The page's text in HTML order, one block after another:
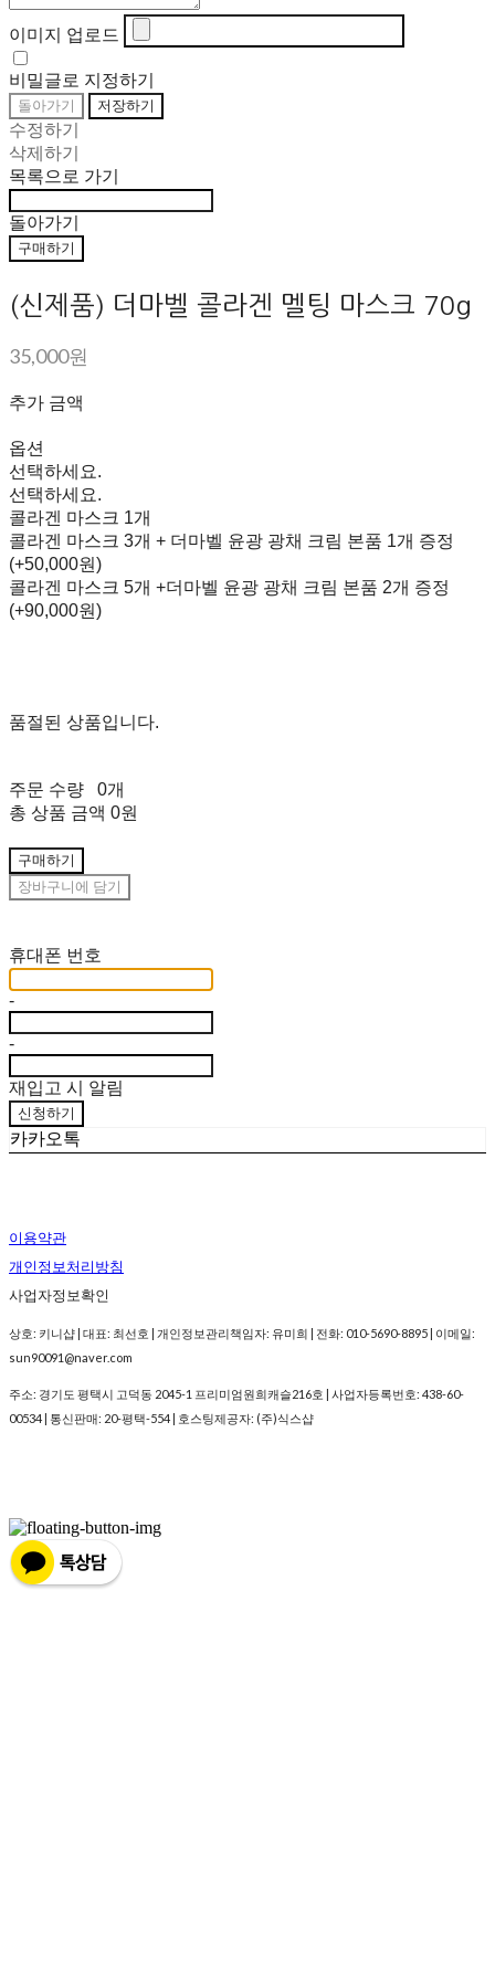
이미지 업로드
비밀글로 지정하기
돌아가기 저장하기
수정하기
삭제하기
목록으로 가기
돌아가기
구매하기
(신제품) 더마벨 콜라겐 멜팅 마스크 70g
35,000원
추가 금액
옵션
선택하세요.
선택하세요.
콜라겐 마스크 1개
콜라겐 마스크 3개 + 더마벨 윤광 광채 크림 본품 1개 증정
(+50,000원)
콜라겐 마스크 5개 +더마벨 윤광 광채 크림 본품 2개 증정
(+90,000원)
품절된 상품입니다.
주문 수량
0개
총 상품 금액 0원
구매하기
장바구니에 담기
휴대폰 번호
-
-
재입고 시 알림
신청하기
카카오톡
이용약관
개인정보처리방침
사업자정보확인
상호: 키니샵 | 대표: 최선호 | 개인정보관리책임자: 유미희 | 전화: 010-5690-8895 | 이메일:
sun90091@naver.com
주소: 경기도 평택시 고덕동 2045-1 프리미엄원희캐슬216호 | 사업자등록번호: 438-60-
00534 | 통신판매: 20-평택-554 | 호스팅제공자: (주)식스샵